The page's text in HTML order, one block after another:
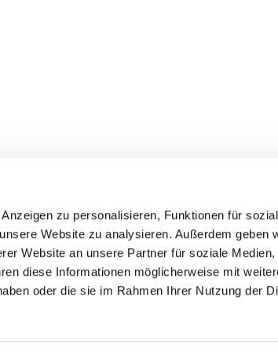
zu personalisieren, Funktionen für
Website zu analysieren. Außerdem geben
Website an unsere Partner für soziale Medien,
diese Informationen möglicherweise mit
oder die sie im Rahmen Ihrer Nutzung der